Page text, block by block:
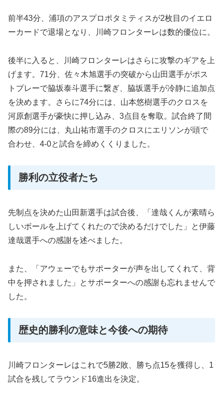
前半43分、浦項のアスプロポタミティスが2枚目のイエロ
ーカードで退場となり、川崎フロンターレは数的優位に。
後半に入ると、川崎フロンターレはさらに攻撃のギアを上
げます。71分、佐々木旭選手の突破から山田選手がポス
トプレーで脇坂泰斗選手に繋ぎ、脇坂選手が冷静に追加点
を決めます。さらに74分には、山本悠樹選手のクロスを
河原創選手が豪快に押し込み、3点目を奪取。試合終了間
際の89分には、丸山祐市選手のクロスにエリソンが頭で
合わせ、4-0と試合を締めくくりました。
勝利の立役者たち
先制点を決めた山田新選手は試合後、「達哉くんが素晴ら
しいボールを上げてくれたので決めるだけでした」と伊藤
達哉選手への感謝を述べました。
また、「アウェーでもサポーターが声を出してくれて、背
中を押されました」とサポーターへの感謝も忘れませんで
した。
歴史的勝利の意味と今後への期待
川崎フロンターレはこれで5勝2敗、勝ち点15を獲得し、1
試合を残してラウンド16進出を決定。